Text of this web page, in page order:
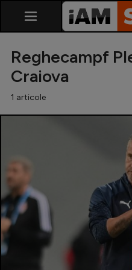
Cupa
Echipa
Reghecampf
Craiova
1 articole